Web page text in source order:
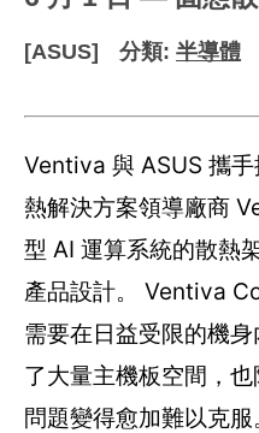
[ASUS] 分類: 半導體
Ventiva 與 ASUS 攜
熱解決方案領導廠商
型 AI 運算系統的散熱
產品設計。 Ventiva
需要在日益受限的機
了大量主機板空間，
問題變得愈加難以克